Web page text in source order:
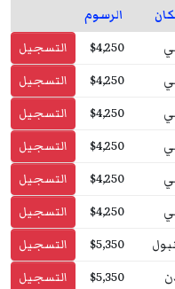
الرسوم
$4,250
التسجيل
$4,250
التسجيل
$4,250
التسجيل
$4,250
التسجيل
$4,250
التسجيل
$4,250
التسجيل
$5,350
التسجيل
$5,350 التسجيل